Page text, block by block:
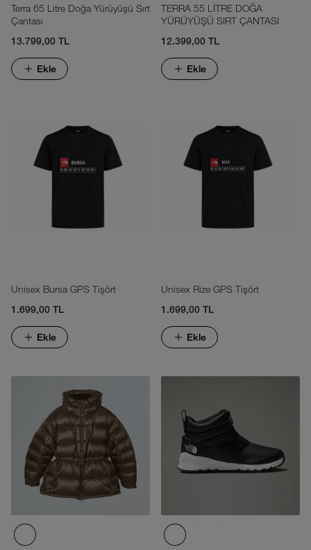
Terra 65 Litre Doğa Yürüyüşü Sırt
Çantası
13.799,00 TL
Ekle
TERRA 55 LİTRE DOĞA
YÜRÜYÜŞÜ SIRT ÇANTASI
12.399,00 TL
Ekle
Unisex Bursa GPS Tişört
1.699,00 TL
Ekle
Unisex Rize GPS Tişört
1.699,00 TL
Ekle